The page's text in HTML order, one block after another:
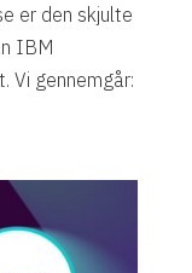
er den skjulte
IBM
Vi gennemgår: